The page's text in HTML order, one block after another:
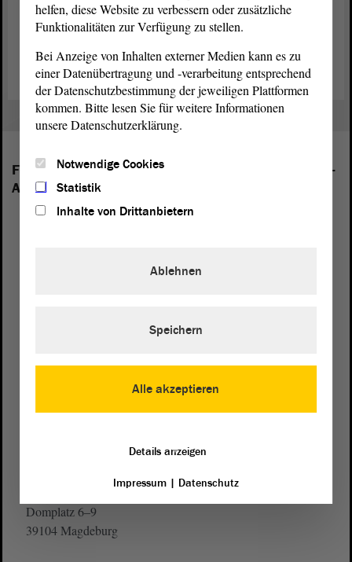
Zurück zur Landtagssitzung
Folgende Fraktionen sind im Landtag von Sachsen-
Anhalt vertreten:
von Sachsen-Anhalt
Domplatz 6–9
39104 Magdeburg
helfen, diese Website zu verbessern oder zusätzliche
Funktionalitäten zur Verfügung zu stellen.
Bei Anzeige von Inhalten externer Medien kann es zu
einer Datenübertragung und -verarbeitung entsprechend
der Datenschutzbestimmung der jeweiligen Plattformen
kommen. Bitte lesen Sie für weitere Informationen
unsere Datenschutzerklärung.
Notwendige Cookies
Statistik
Inhalte von Drittanbietern
Alle akzeptieren
Ablehnen
Speichern
Details anzeigen
Impressum| Datenschutz